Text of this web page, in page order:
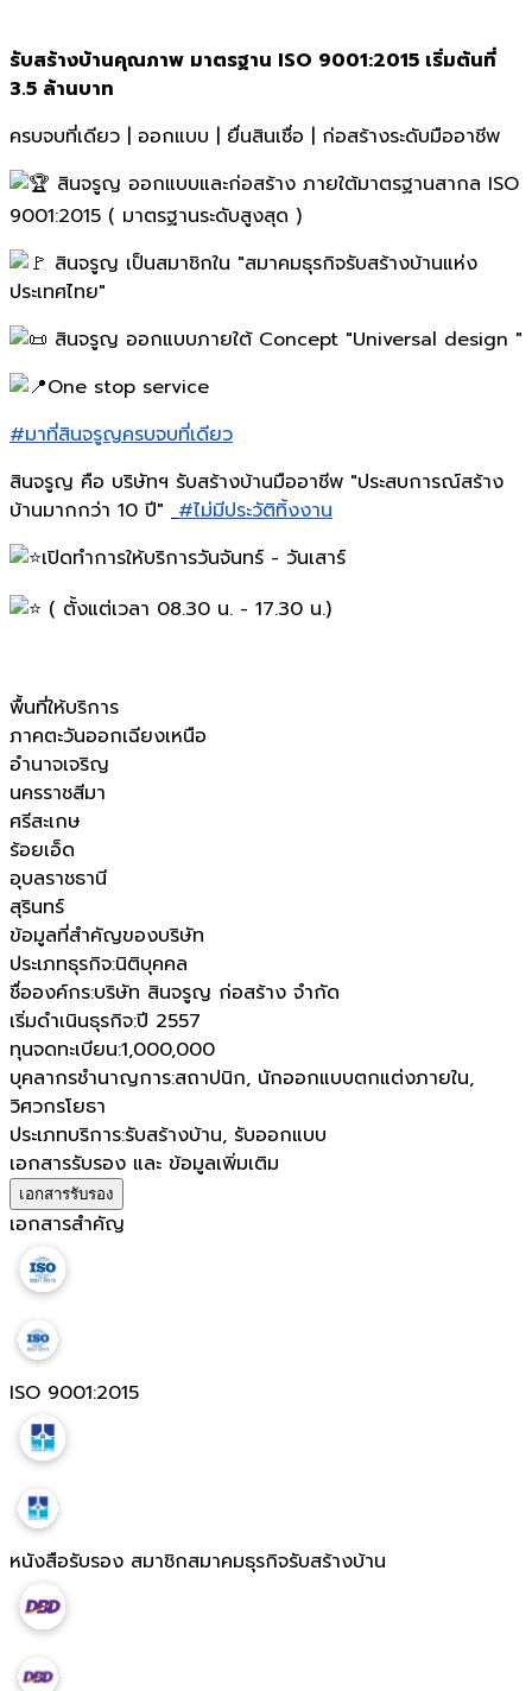
รับสร้างบ้านคุณภาพ มาตรฐาน ISO 9001:2015 เริ่มต้นที่
3.5 ล้านบาท
ครบจบที่เดียว | ออกแบบ | ยื่นสินเชื่อ | ก่อสร้างระดับมืออาชีพ
สินจรูญ ออกแบบและก่อสร้าง ภายใต้มาตรฐานสากล ISO
9001:2015 ( มาตรฐานระดับสูงสุด )
สินจรูญ เป็นสมาชิกใน "สมาคมธุรกิจรับสร้างบ้านแห่ง
ประเทศไทย"
สินจรูญ ออกแบบภายใต้ Concept "Universal design "
One stop service
#มาที่สินจรูญครบจบที่เดียว
สินจรูญ คือ บริษัทฯ รับสร้างบ้านมืออาชีพ "ประสบการณ์สร้าง
บ้านมากกว่า 10 ปี" #ไม่มีประวัติทิ้งงาน
เปิดทำการให้บริการวันจันทร์ - วันเสาร์
( ตั้งแต่เวลา 08.30 น. - 17.30 น.)
พื้นที่ให้บริการ
ภาคตะวันออกเฉียงเหนือ
อำนาจเจริญ
นครราชสีมา
ศรีสะเกษ
ร้อยเอ็ด
อุบลราชธานี
สุรินทร์
ข้อมูลที่สำคัญของบริษัท
ประเภทธุรกิจ:นิติบุคคล
ชื่อองค์กร:บริษัท สินจรูญ ก่อสร้าง จำกัด
เริ่มดำเนินธุรกิจ:ปี 2557
ทุนจดทะเบียน:1,000,000
บุคลากรชำนาญการ:สถาปนิก, นักออกแบบตกแต่งภายใน,
วิศวกรโยธา
ประเภทบริการ:รับสร้างบ้าน, รับออกแบบ
เอกสารรับรอง และ ข้อมูลเพิ่มเติม
เอกสารรับรอง
เอกสารสำคัญ
ISO 9001:2015
หนังสือรับรอง สมาชิกสมาคมธุรกิจรับสร้างบ้าน